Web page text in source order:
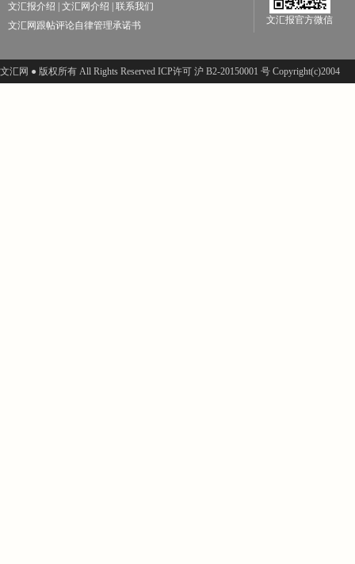
文汇报介绍
文汇网介绍
联系我们
文汇网跟帖评论自律管理承诺书
文汇报官方微信
文汇网 ● 版权所有 All Rights Reserved ICP许可 沪 B2-20150001 号 Copyright(c)2004